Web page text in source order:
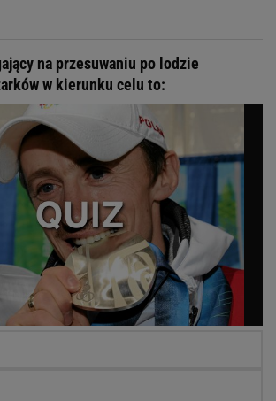
na przesuwaniu po lodzie
w kierunku celu to: